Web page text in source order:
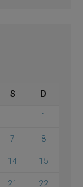
S D
1
7 8
14 15
21 22